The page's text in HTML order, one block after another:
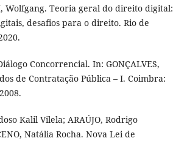
Wolfgang. Teoria geral do direito digital:
desafios para o direito. Rio de
Concorrencial. In: GONÇALVES,
de Contratação Pública – I. Coimbra:
Kalil Vilela; ARAÚJO, Rodrigo
Natália Rocha. Nova Lei de